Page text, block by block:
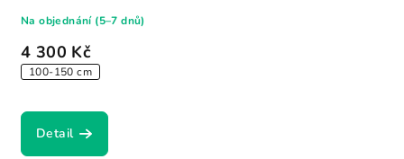
4 300 Kč
100-150 cm
Na objednání (5–7 dnů)
Detail